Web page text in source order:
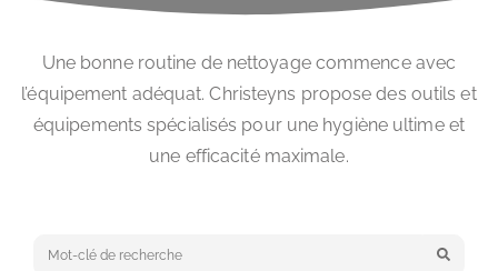
Une bonne routine de nettoyage commence avec
l’équipement adéquat. Christeyns propose des outils et
équipements spécialisés pour une hygiène ultime et
une efficacité maximale.
Keyword search